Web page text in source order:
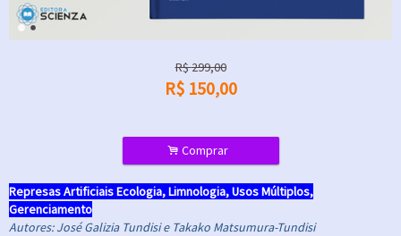
R$299,00
R$ 150,00
. Comprar
Represas Artificiais Ecologia, Limnologia, Usos Múltiplos,
Gerenciamento
Autores: José Galizia Tundisi e Takako Matsumura-Tundisi